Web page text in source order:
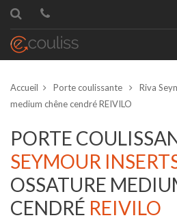
Accueil Porte coulissante
Riva
medium chêne cendré REIVILO
PORTE
SEYMOUR
OSSATURE
CENDRÉ REIVILO